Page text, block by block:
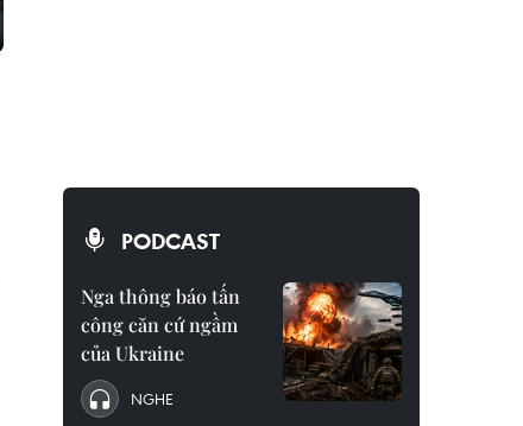
PODCAST
Nga thông báo tấn
công căn cứ ngầm
của Ukraine
NGHE